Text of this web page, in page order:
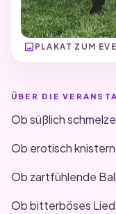
image PLAKAT ZUM
ÜBER DIE
Ob süßlich
Ob erotisch
Ob zartfühlende
Ob bitterböses Lied